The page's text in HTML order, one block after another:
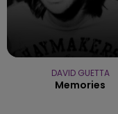
DAVID GUETTA
Memories